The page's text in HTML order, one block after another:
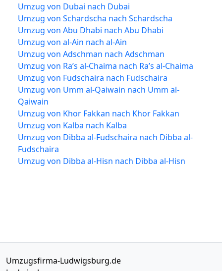
Umzug von Dubai nach Dubai
Umzug von Schardscha nach Schardscha
Umzug von Abu Dhabi nach Abu Dhabi
Umzug von al-Ain nach al-Ain
Umzug von Adschman nach Adschman
Umzug von Ra’s al-Chaima nach Ra’s al-Chaima
Umzug von Fudschaira nach Fudschaira
Umzug von Umm al-Qaiwain nach Umm al-
Qaiwain
Umzug von Khor Fakkan nach Khor Fakkan
Umzug von Kalba nach Kalba
Umzug von Dibba al-Fudschaira nach Dibba al-
Fudschaira
Umzug von Dibba al-Hisn nach Dibba al-Hisn
Umzugsfirma-Ludwigsburg.de